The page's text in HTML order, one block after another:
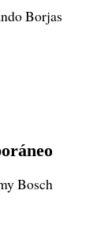
Borjas
Bosch